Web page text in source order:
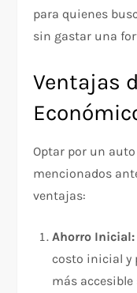
para quienes
sin gastar una
Ventajas
Optar por un
mencionados
ventajas:
Ahorro Inicial:
costo inicial y
más